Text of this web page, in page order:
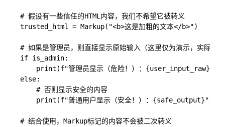
# 假设有一些信任的HTML内容，我们不希望它被转义
trusted_html = Markup("<b>这是加粗的文本</b>")
# 如果是管理员，则直接显示原始输入（这里仅为演示，实际应
if is_admin:
    print(f"管理员显示（危险！）：{user_input_raw}")
else:
    # 否则显示安全的内容
    print(f"普通用户显示（安全！）：{safe_output}")
# 结合使用，Markup标记的内容不会被二次转义